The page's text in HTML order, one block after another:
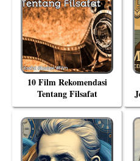
10 Film Rekomendasi
Tentang Filsafat